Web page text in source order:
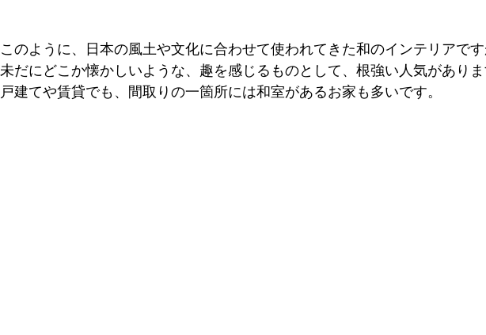
このように、日本の風土や文化に合わせて使われてきた和のインテリアで
未だにどこか懐かしいような、趣を感じるものとして、根強い人気があり
戸建てや賃貸でも、間取りの一箇所には和室があるお家も多いです。